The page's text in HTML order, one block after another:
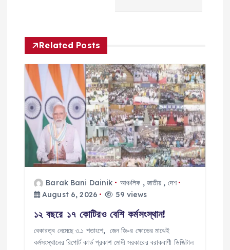
a
v
g
t
Related Posts
Barak Bani Dainik আঞ্চলিক , জাতীয় , দেশ
August 6, 2026
59 views
১২ বছরে ১৭ কোটিরও বেশি কর্মসংস্থান!
বেকারত্ব নেমেছে ৩.১ শতাংশে, জেন জি-র ক্ষোভের মাঝেই
কর্মসংস্থানের রিপোর্ট কার্ড প্রকাশ মোদী সরকারের বরাকবাণী ডিজিটাল